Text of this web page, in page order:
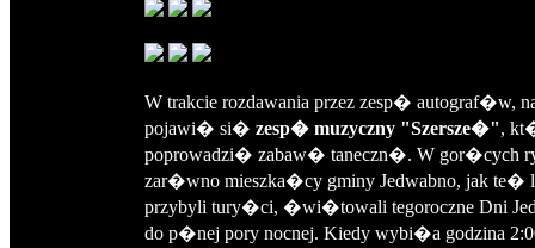
W trakcie rozdawania przez zesp� autograf�w,
pojawi� si� zesp� muzyczny "Szersze�",
poprowadzi� zabaw� taneczn�. W gor�cych
zar�wno mieszka�cy gminy Jedwabno, jak te�
przybyli tury�ci, �wi�towali tegoroczne Dni
do p�nej pory nocnej. Kiedy wybi�a godzina